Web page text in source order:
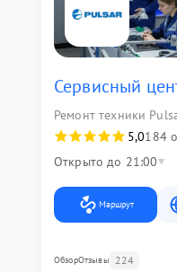
Сервисный
Ремонт техники
5,0184
Открыто до 21:00
Маршрут
ОбзорОтзывы 224